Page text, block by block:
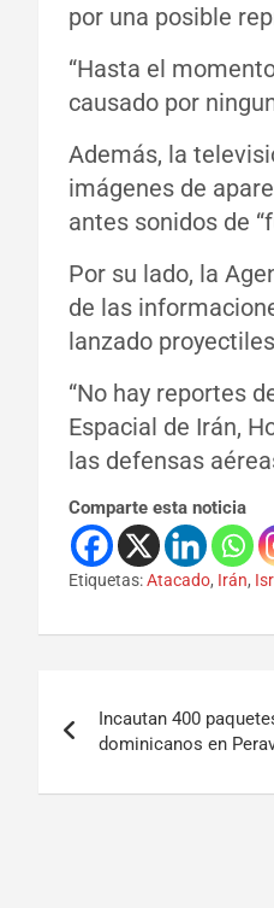
por una posible
“Hasta el
causado por
Además, la
imágenes de
antes sonidos de
Por su lado, la
de las
lanzado
“No hay reportes
Espacial de Irán,
las defensas
Comparte esta noticia
Etiquetas:Atacado, Irán,
Incautan 400
dominicanos en